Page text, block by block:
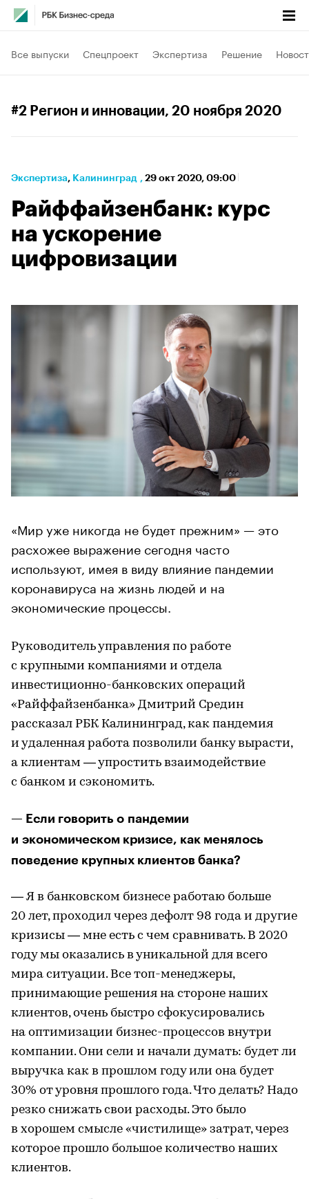
Все выпуски Спецпроект Экспертиза Решение
#2 Регион и инновации, 20 ноября 2020
Экспертиза⁠, Калининград , 29 окт 2020, 09:00
Райффайзенбанк: курс
на ускорение
цифровизации
«Мир уже никогда не будет прежним» — это
расхожее выражение сегодня часто
используют, имея в виду влияние пандемии
коронавируса на жизнь людей и на
экономические процессы.
Руководитель управления по работе
с крупными компаниями и отдела
инвестиционно-банковских операций
«Райффайзенбанка» Дмитрий Средин
рассказал РБК Калининград, как пандемия
и удаленная работа позволили банку вырасти,
а клиентам — упростить взаимодействие
с банком и сэкономить.
— Если говорить о пандемии
и экономическом кризисе, как менялось
поведение крупных клиентов банка?
— Я в банковском бизнесе работаю больше
20 лет, проходил через дефолт 98 года и другие
кризисы — мне есть с чем сравнивать. В 2020
году мы оказались в уникальной для всего
мира ситуации. Все топ-менеджеры,
принимающие решения на стороне наших
клиентов, очень быстро сфокусировались
на оптимизации бизнес-процессов внутри
компании. Они сели и начали думать: будет ли
выручка как в прошлом году или она будет
30% от уровня прошлого года. Что делать? Надо
резко снижать свои расходы. Это было
в хорошем смысле «чистилище» затрат, через
которое прошло большое количество наших
клиентов.